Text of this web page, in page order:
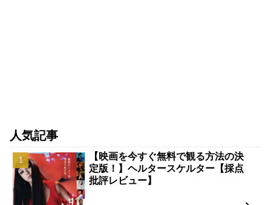
人気記事
【映画を今すぐ無料で観る方法の決
定版！】ヘルタースケルター【採点
批評レビュー】